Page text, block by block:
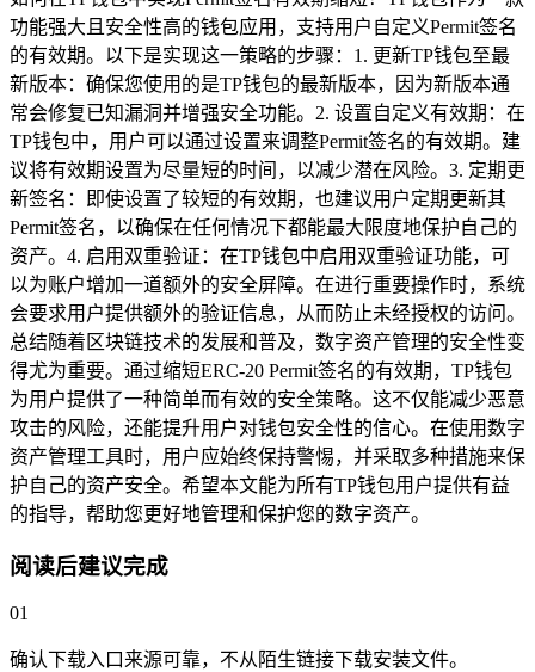
功能强大且安全性高的钱包应用，支持用户自定义Permit签名
的有效期。以下是实现这一策略的步骤：1. 更新TP钱包至最
新版本：确保您使用的是TP钱包的最新版本，因为新版本通
常会修复已知漏洞并增强安全功能。2. 设置自定义有效期：在
TP钱包中，用户可以通过设置来调整Permit签名的有效期。建
议将有效期设置为尽量短的时间，以减少潜在风险。3. 定期更
新签名：即使设置了较短的有效期，也建议用户定期更新其
Permit签名，以确保在任何情况下都能最大限度地保护自己的
资产。4. 启用双重验证：在TP钱包中启用双重验证功能，可
以为账户增加一道额外的安全屏障。在进行重要操作时，系统
会要求用户提供额外的验证信息，从而防止未经授权的访问。
总结随着区块链技术的发展和普及，数字资产管理的安全性变
得尤为重要。通过缩短ERC-20 Permit签名的有效期，TP钱包
为用户提供了一种简单而有效的安全策略。这不仅能减少恶意
攻击的风险，还能提升用户对钱包安全性的信心。在使用数字
资产管理工具时，用户应始终保持警惕，并采取多种措施来保
护自己的资产安全。希望本文能为所有TP钱包用户提供有益
的指导，帮助您更好地管理和保护您的数字资产。
阅读后建议完成
01
确认下载入口来源可靠，不从陌生链接下载安装文件。